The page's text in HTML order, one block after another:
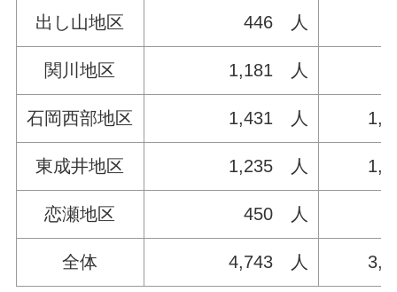
出し山地区 446 人
関川地区 1,181 人
石岡西部地区 1,431 人
東成井地区 1,235 人
恋瀬地区 450 人
全体 4,743 人